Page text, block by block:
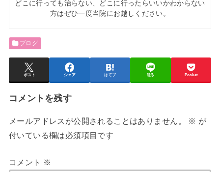
どこに行っても治らない、どこに行ったらいいかわからない
方はぜひ一度当院にお越しください。
ブログ
ポスト シェア はてブ 送る Pocket
コメントを残す
メールアドレスが公開されることはありません。 ※ が
付いている欄は必須項目です
コメント ※